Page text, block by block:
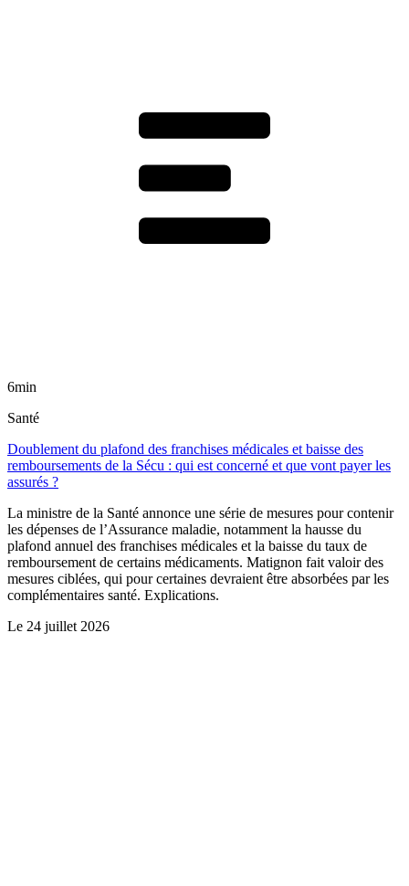
6min
Santé
Doublement du plafond des franchises médicales et baisse des
remboursements de la Sécu : qui est concerné et que vont payer les
assurés ?
La ministre de la Santé annonce une série de mesures pour contenir
les dépenses de l’Assurance maladie, notamment la hausse du
plafond annuel des franchises médicales et la baisse du taux de
remboursement de certains médicaments. Matignon fait valoir des
mesures ciblées, qui pour certaines devraient être absorbées par les
complémentaires santé. Explications.
Le 24 juillet 2026